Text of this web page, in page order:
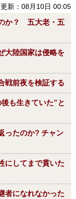
更新：08月10日 00:05
か？ 五大老・五
大陸国家は侵略を
戦前夜を検証する
も生きていた”と
ったのか? チャン
にしてまで貫いた
者になれなかった